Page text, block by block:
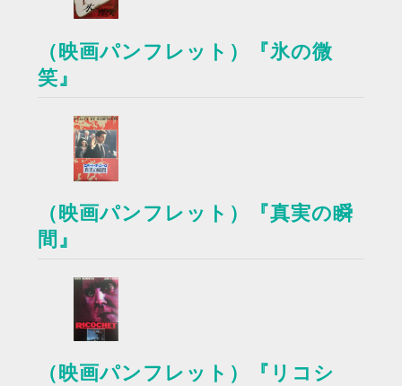
（映画パンフレット）『氷の微
笑』
（映画パンフレット）『真実の瞬
間』
（映画パンフレット）『リコシ